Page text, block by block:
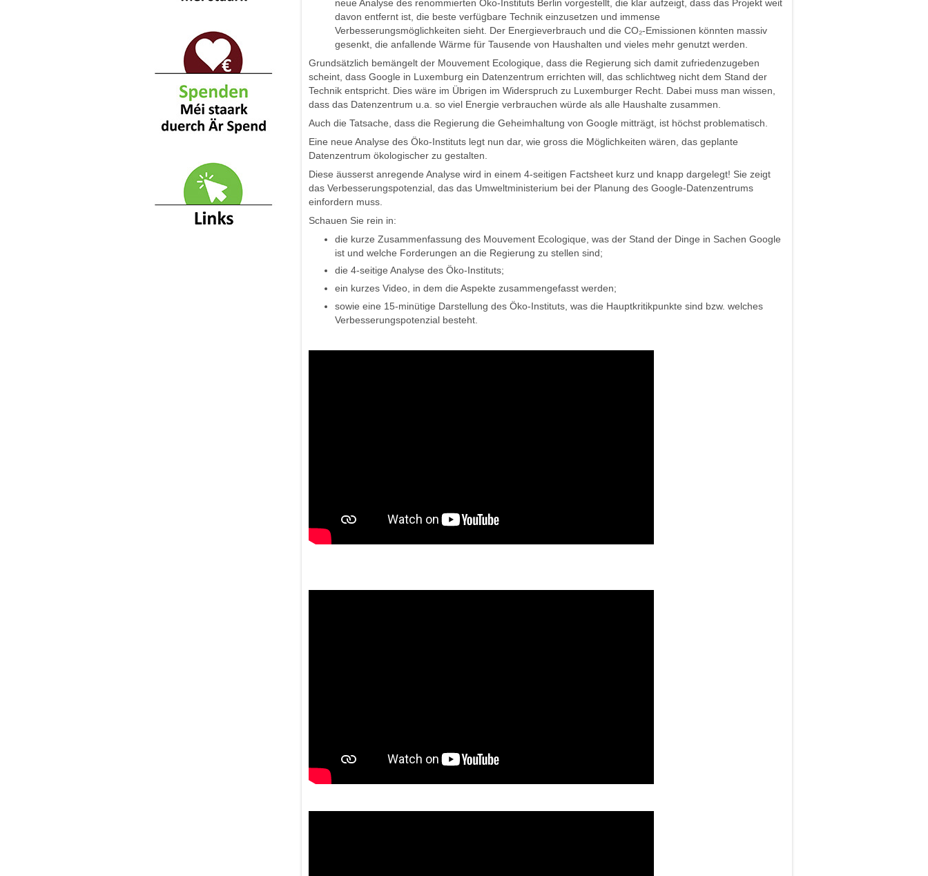
neue Analyse des renommierten Öko-Instituts Berlin vorgestellt, die klar aufzeigt, dass das Projekt weit
davon entfernt ist, die beste verfügbare Technik einzusetzen und immense
Verbesserungsmöglichkeiten sieht. Der Energieverbrauch und die CO₂-Emissionen könnten massiv
gesenkt, die anfallende Wärme für Tausende von Haushalten und vieles mehr genutzt werden.
Grundsätzlich bemängelt der Mouvement Ecologique, dass die Regierung sich damit zufriedenzugeben
scheint, dass Google in Luxemburg ein Datenzentrum errichten will, das schlichtweg nicht dem Stand der
Technik entspricht. Dies wäre im Übrigen im Widerspruch zu Luxemburger Recht. Dabei muss man wissen,
dass das Datenzentrum u.a. so viel Energie verbrauchen würde als alle Haushalte zusammen.
Auch die Tatsache, dass die Regierung die Geheimhaltung von Google mitträgt, ist höchst problematisch.
Eine neue Analyse des Öko-Instituts legt nun dar, wie gross die Möglichkeiten wären, das geplante
Datenzentrum ökologischer zu gestalten.
Diese äusserst anregende Analyse wird in einem 4-seitigen Factsheet kurz und knapp dargelegt! Sie zeigt
das Verbesserungspotenzial, das das Umweltministerium bei der Planung des Google-Datenzentrums
einfordern muss.
Schauen Sie rein in:
die kurze Zusammenfassung des Mouvement Ecologique, was der Stand der Dinge in Sachen Google
ist und welche Forderungen an die Regierung zu stellen sind;
die 4-seitige Analyse des Öko-Instituts;
ein kurzes Video, in dem die Aspekte zusammengefasst werden;
sowie eine 15-minütige Darstellung des Öko-Instituts, was die Hauptkritikpunkte sind bzw. welches
Verbesserungspotenzial besteht.